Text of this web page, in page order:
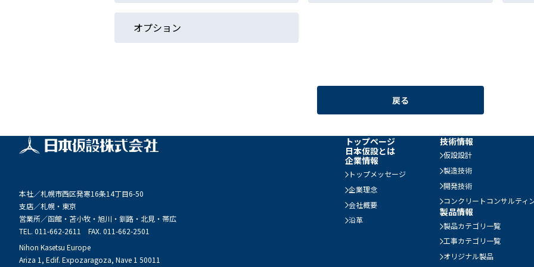
オプション
戻る
本社／札幌市西区発寒16条14丁目6-50
支店／札幌・東京
営業所／函館・苫小牧・旭川・釧路・北見・帯広
TEL. 011-662-2611 FAX. 011-662-2501
Nihon Kasetsu Europe
Ariza 1, Edif. Expozaragoza, Nave 1 50011
トップページ
日本仮設とは
企業情報
トップメッセージ
企業理念
会社概要
沿革
技術情報
仮設設計
製造技術
開発技術
コンクリートコンサルティ
製品情報
製品カテゴリ一覧
工事カテゴリ一覧
オリジナル製品